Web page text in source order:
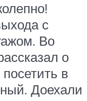
с
Во
о
в
Доехали